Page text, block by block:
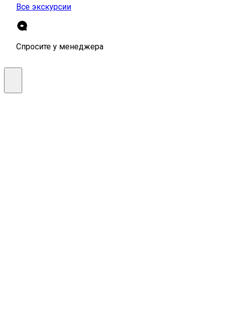
Все экскурсии
Спросите у менеджера